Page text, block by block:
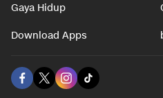
Gaya Hidup
Download Apps